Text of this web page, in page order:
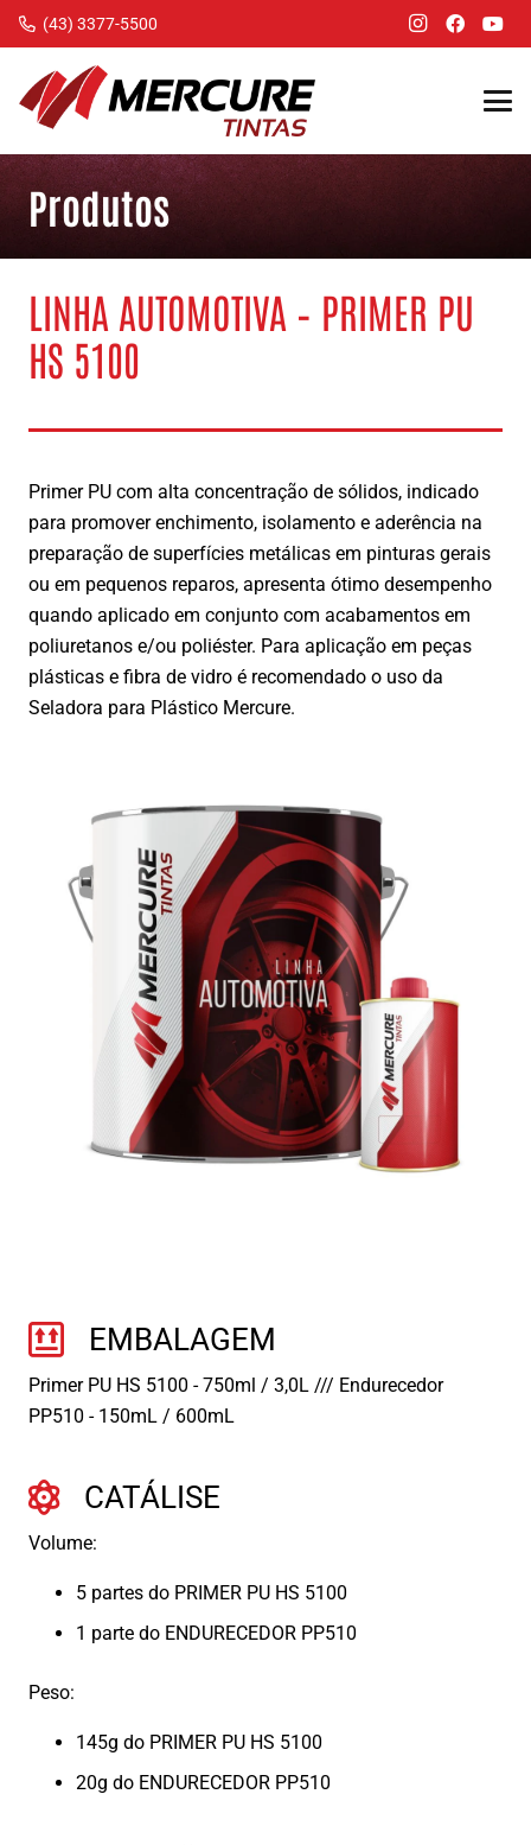
(43) 3377-5500
Produtos
LINHA AUTOMOTIVA – PRIMER PU
HS 5100
Primer PU com alta concentração de sólidos, indicado
para promover enchimento, isolamento e aderência na
preparação de superfícies metálicas em pinturas gerais
ou em pequenos reparos, apresenta ótimo desempenho
quando aplicado em conjunto com acabamentos em
poliuretanos e/ou poliéster. Para aplicação em peças
plásticas e fibra de vidro é recomendado o uso da
Seladora para Plástico Mercure.
EMBALAGEM
Primer PU HS 5100 - 750ml / 3,0L /// Endurecedor
PP510 - 150mL / 600mL
CATÁLISE
Volume:
5 partes do PRIMER PU HS 5100
1 parte do ENDURECEDOR PP510
Peso:
145g do PRIMER PU HS 5100
20g do ENDURECEDOR PP510